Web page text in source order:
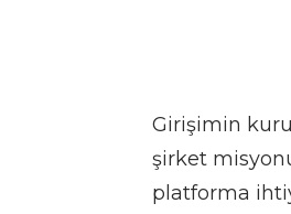
Girişimin
şirket
platforma